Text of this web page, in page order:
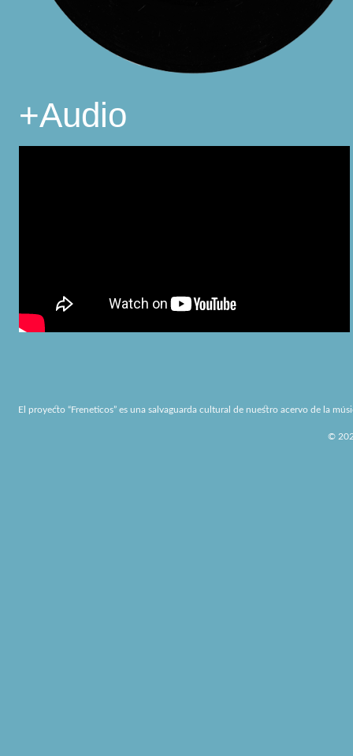
+Audio
El proyecto “Freneticos” es una salvaguarda cultural de nuestro acervo de la
©